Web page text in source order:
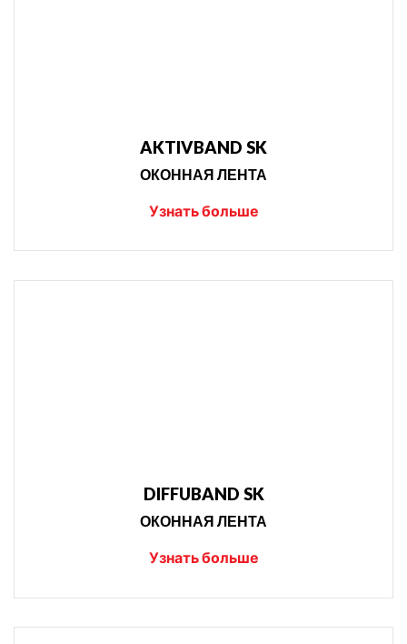
AKTIVBAND SK
ОКОННАЯ ЛЕНТА
Узнать больше
DIFFUBAND SK
ОКОННАЯ ЛЕНТА
Узнать больше